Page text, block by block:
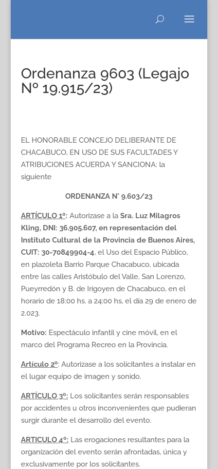
Ordenanza 9603 (Legajo
Nº 19.915/23)
EL HONORABLE CONCEJO DELIBERANTE DE
CHACABUCO, EN USO DE SUS FACULTADES Y
ATRIBUCIONES ACUERDA Y SANCIONA: la
siguiente
ORDENANZA N° 9.603/23
ARTÍCULO 1º: Autorizase a la Sra. Luz Milagros
Kling, DNI: 36.905.607, en representación del
Instituto Cultural de la Provincia de Buenos Aires,
CUIT: 30-70849904-4, el Uso del Espacio Público,
en plazoleta Barrio Parque Chacabuco, ubicada
entre las calles Aristóbulo del Valle, San Lorenzo,
Pueyrredón y B. de Irigoyen de Chacabuco, en el
horario de 18:00 hs. a 24:00 hs, el día 29 de enero de
2.023.
Motivo: Espectáculo infantil y cine móvil, en el
marco del Programa Recreo en la Provincia.
Artículo2º: Autorizase a los solicitantes a instalar en
el lugar equipo de imagen y sonido.
ARTÍCULO 3º: Los solicitantes serán responsables
por accidentes u otros inconvenientes que pudieran
surgir durante el desarrollo del evento.
ARTICULO 4º: Las erogaciones resultantes para la
organización del evento serán afrontadas, única y
exclusivamente por los solicitantes.